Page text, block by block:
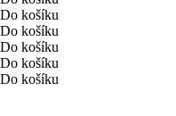
Do košíku
Do košíku
Do košíku
Do košíku
Do košíku